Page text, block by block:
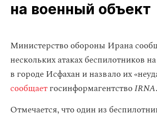
на военный объект
Министерство обороны Ирана
нескольких атаках беспилотников
в городе Исфахан и назвало их
сообщаетгосинформагентствоIRNA.
Отмечается, что один из